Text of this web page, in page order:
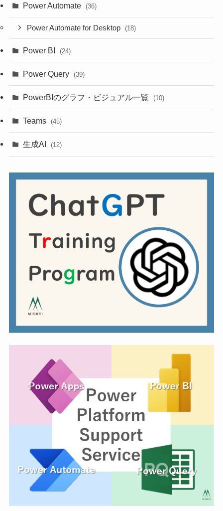
Power Automate (36)
Power Automate for Desktop (18)
Power BI (24)
Power Query (39)
PowerBIのグラフ・ビジュアル一覧 (10)
Teams (45)
生成AI (12)